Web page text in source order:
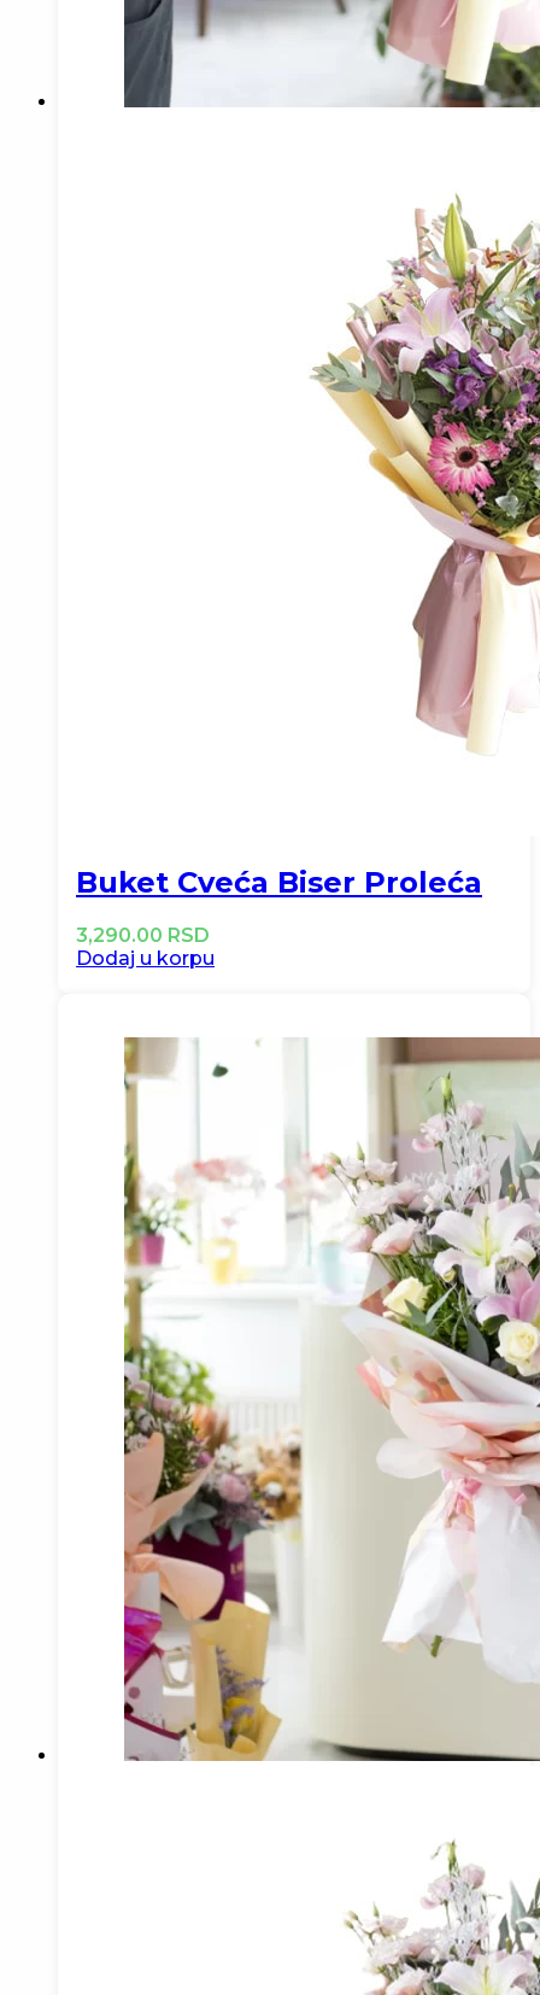
Buket Cveća Biser Proleća
3,290.00 RSD
Dodaj u korpu